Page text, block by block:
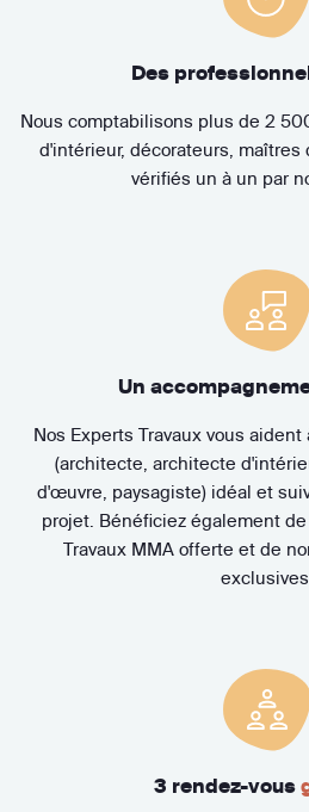
Des
Nous comptabilisons plus de 2
d'intérieur, décorateurs,
vérifiés un à un par
Un
Nos Experts Travaux vous
(architecte, architecte
d'œuvre, paysagiste) idéal et
projet. Bénéficiez également
Travaux MMA offerte et de
exclusives.
3 rendez-vous